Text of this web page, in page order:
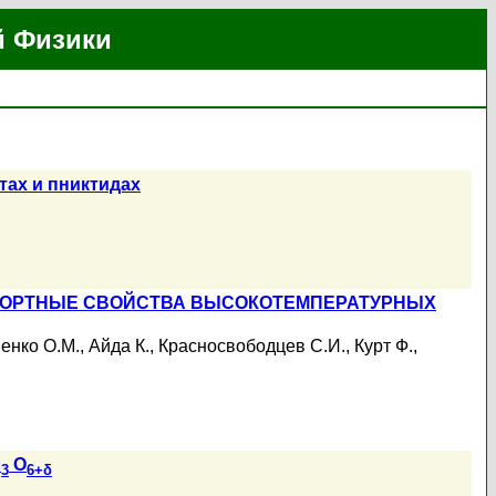
Физики
и пниктидах
СВОЙСТВА ВЫСОКОТЕМПЕРАТУРНЫХ
О.М., Айда К., Красносвободцев С.И., Курт Ф.,
3 O6+δ